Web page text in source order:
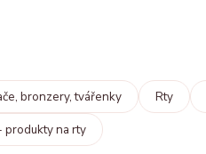
bronzery, tvářenky Rty
produkty na rty